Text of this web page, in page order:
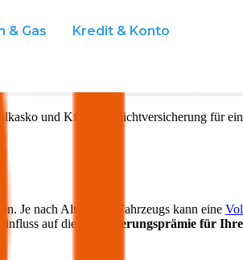
& Gas Kredit & Konto
und Kfz-Haftpflichtversicherung für
Je nach Alter Ihres Fahrzeugs kann eine
auf die Versicherungsprämie für